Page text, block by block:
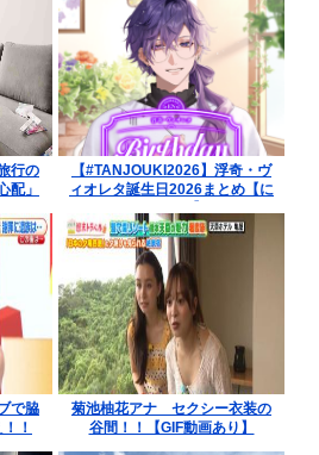
行の
配」
【#TANJOUKI2026】浮奇・ヴ
ィオレタ誕生日2026まとめ【に
で脇
！
菊池柚花アナ セクシー衣装の
谷間！！【GIF動画あり】